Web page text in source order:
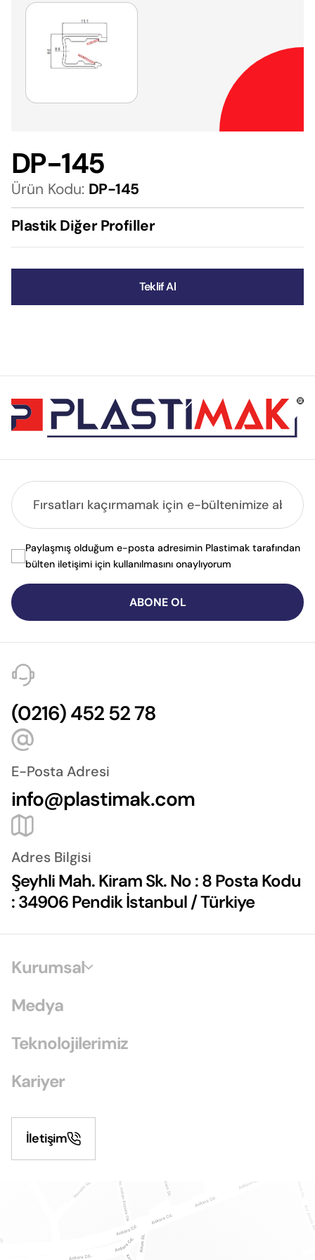
DP-145
Ürün Kodu: DP-145
Plastik Diğer Profiller
Teklif Al
ABONE OL
Paylaşmış olduğum e-posta adresimin Plastimak tarafından
bülten iletişimi için kullanılmasını onaylıyorum
(0216) 452 52 78
E-Posta Adresi
info@plastimak.com
Adres Bilgisi
Şeyhli Mah. Kiram Sk. No : 8 Posta Kodu
: 34906 Pendik İstanbul / Türkiye
Kurumsal
Medya
Teknolojilerimiz
Kariyer
İletişim